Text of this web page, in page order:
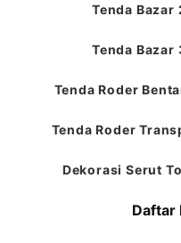
Tenda Bazar
Tenda Bazar
Tenda Roder
Tenda Roder
Dekorasi Serut
Daftar